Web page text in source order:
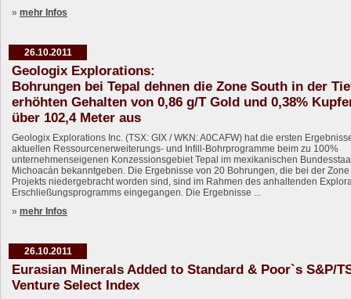
» mehr Infos
26.10.2011
Geologix Explorations:
Bohrungen bei Tepal dehnen die Zone South in der
erhöhten Gehalten von 0,86 g/T Gold und 0,38%
über 102,4 Meter aus
Geologix Explorations Inc. (TSX: GIX / WKN: A0CAFW) hat die ersten
aktuellen Ressourcenerweiterungs- und Infill-Bohrprogramme beim zu 100%
unternehmenseigenen Konzessionsgebiet Tepal im mexikanischen
Michoacán bekanntgeben. Die Ergebnisse von 20 Bohrungen, die bei der
Projekts niedergebracht worden sind, sind im Rahmen des anhaltenden
Erschließungsprogramms eingegangen. Die Ergebnisse ...
» mehr Infos
26.10.2011
Eurasian Minerals Added to Standard & Poor`s S&P/
Venture Select Index